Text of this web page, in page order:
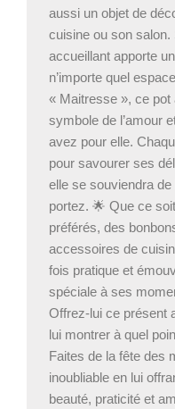
aussi un objet de
cuisine ou son
accueillant apporte
n’importe quel
« Maitresse », ce
symbole de l’amour
avez pour elle.
pour savourer ses
elle se souviendra de
portez. 🌟 Que ce
préférés, des
accessoires de
fois pratique et
spéciale à ses
Offrez-lui ce présent
lui montrer à quel
Faites de la fête des
inoubliable en lui
beauté, praticité et